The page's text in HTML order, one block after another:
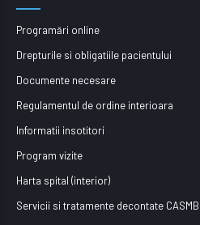
Programări online
Drepturile si obligatiile pacientului
Documente necesare
Regulamentul de ordine interioara
Informatii insotitori
Program vizite
Harta spital (interior)
Servicii si tratamente decontate CASMB